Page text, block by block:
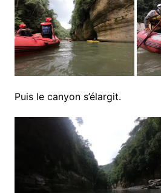
Puis le canyon s’élargit.